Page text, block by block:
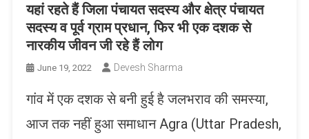
यहां रहते हैं जिला पंचायत सदस्य और क्षेत्र पंचायत
सदस्य व पूर्व ग्राम प्रधान, फिर भी एक दशक से
नारकीय जीवन जी रहे हैं लोग
June 19, 2022 Devesh Sharma
गांव में एक दशक से बनी हुई है जलभराव की समस्या,
आज तक नहीं हुआ समाधान Agra (Uttar Pradesh,